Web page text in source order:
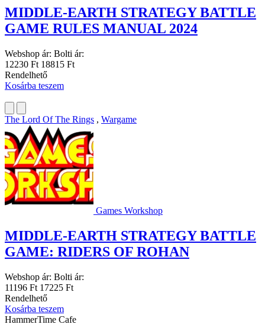
MIDDLE-EARTH STRATEGY BATTLE
GAME RULES MANUAL 2024
Webshop ár: Bolti ár:
12230 Ft 18815 Ft
Rendelhető
Kosárba teszem
The Lord Of The Rings , Wargame
Games Workshop
MIDDLE-EARTH STRATEGY BATTLE
GAME: RIDERS OF ROHAN
Webshop ár: Bolti ár:
11196 Ft 17225 Ft
Rendelhető
Kosárba teszem
HammerTime Cafe